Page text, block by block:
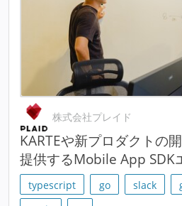
株式会社プレイド
KARTEや新プロダクトの
提供するMobile App SDK
typescript go slack